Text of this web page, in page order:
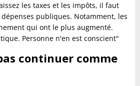
les taxes et les impôts, il faut
publiques. Notamment, les
qui ont le plus augmenté.
Personne n'en est conscient"
continuer comme